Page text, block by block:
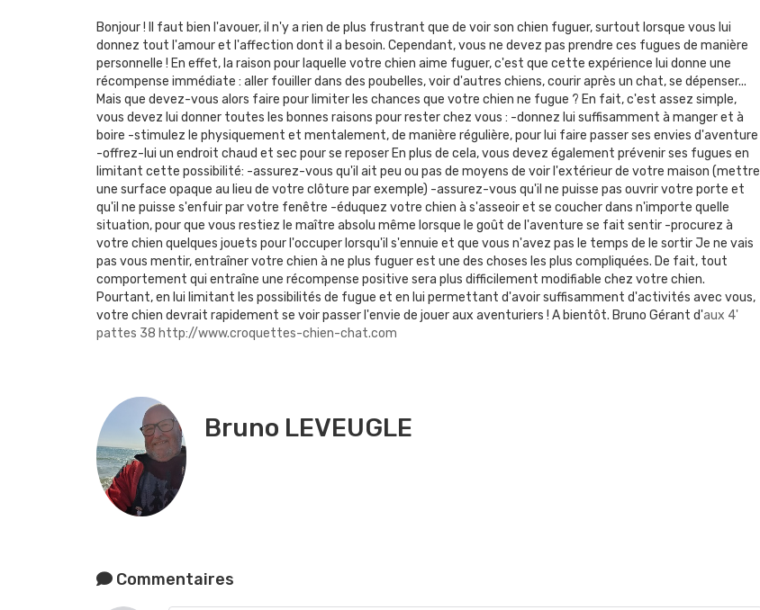
Bonjour ! Il faut bien l'avouer, il n'y a rien de plus frustrant que de voir son chien fuguer, surtout lorsque vous lui
donnez tout l'amour et l'affection dont il a besoin. Cependant, vous ne devez pas prendre ces fugues de manière
personnelle ! En effet, la raison pour laquelle votre chien aime fuguer, c'est que cette expérience lui donne une
récompense immédiate : aller fouiller dans des poubelles, voir d'autres chiens, courir après un chat, se dépenser...
Mais que devez-vous alors faire pour limiter les chances que votre chien ne fugue ? En fait, c'est assez simple,
vous devez lui donner toutes les bonnes raisons pour rester chez vous : -donnez lui suffisamment à manger et à
boire -stimulez le physiquement et mentalement, de manière régulière, pour lui faire passer ses envies d'aventure
-offrez-lui un endroit chaud et sec pour se reposer En plus de cela, vous devez également prévenir ses fugues en
limitant cette possibilité: -assurez-vous qu'il ait peu ou pas de moyens de voir l'extérieur de votre maison (mettre
une surface opaque au lieu de votre clôture par exemple) -assurez-vous qu'il ne puisse pas ouvrir votre porte et
qu'il ne puisse s'enfuir par votre fenêtre -éduquez votre chien à s'asseoir et se coucher dans n'importe quelle
situation, pour que vous restiez le maître absolu même lorsque le goût de l'aventure se fait sentir -procurez à
votre chien quelques jouets pour l'occuper lorsqu'il s'ennuie et que vous n'avez pas le temps de le sortir Je ne vais
pas vous mentir, entraîner votre chien à ne plus fuguer est une des choses les plus compliquées. De fait, tout
comportement qui entraîne une récompense positive sera plus difficilement modifiable chez votre chien.
Pourtant, en lui limitant les possibilités de fugue et en lui permettant d'avoir suffisamment d'activités avec vous,
votre chien devrait rapidement se voir passer l'envie de jouer aux aventuriers ! A bientôt. Bruno Gérant d'aux 4'
pattes 38 http://www.croquettes-chien-chat.com
Bruno LEVEUGLE
Commentaires